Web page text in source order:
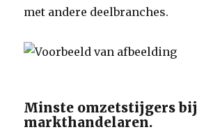
met andere deelbranches.
Minste omzetstijgers bij
markthandelaren.